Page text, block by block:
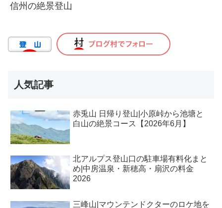
信州の絶景登山
人気記事
赤兎山 日帰り登山|小原峠から池塘と
白山の絶景コース【2026年6月】
北アルプス登山口の駐車場有料化まと
め|中房温泉・新穂高・扇沢の料金
2026
三峰山|マウンテンドクターのロケ地を